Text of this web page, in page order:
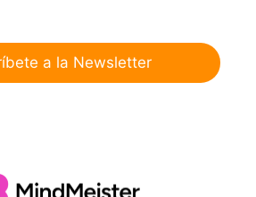
a la Newsletter